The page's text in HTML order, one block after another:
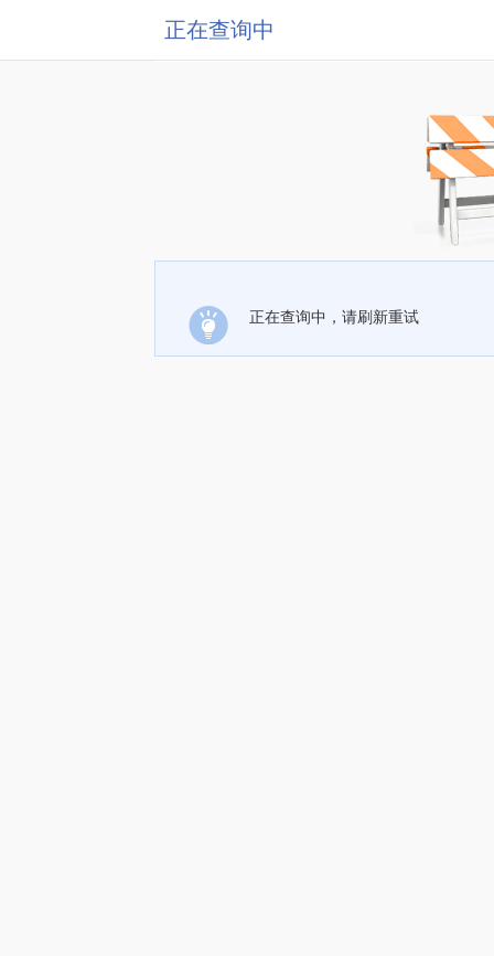
正在查询中
正在查询中，请刷新重试